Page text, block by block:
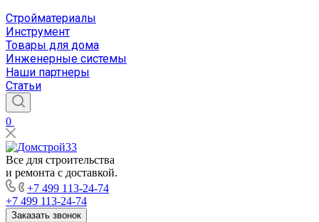
Стройматериалы
Инструмент
Товары для дома
Инженерные системы
Наши партнеры
Статьи
0
Все для строительства
и ремонта с доставкой.
+7 499 113-24-74
+7 499 113-24-74
Заказать звонок